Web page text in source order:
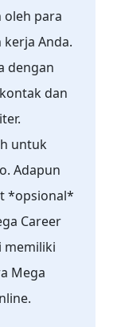
oleh para
Anda.
dengan
dan
untuk
Adapun
*opsional*
Career
memiliki
Mega